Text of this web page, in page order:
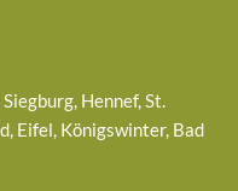
Hennef, St.
Eifel, Königswinter, Bad